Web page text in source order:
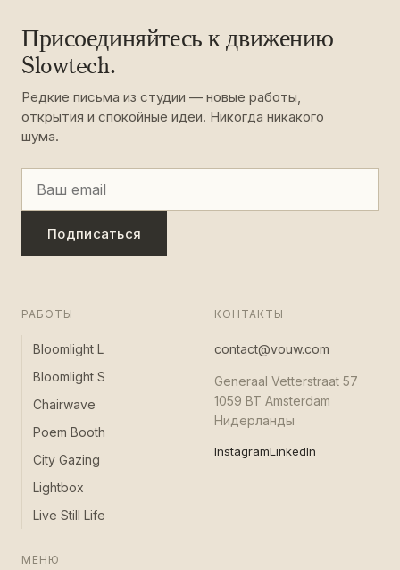
Присоединяйтесь к движению
Slowtech.
Редкие письма из студии — новые работы,
открытия и спокойные идеи. Никогда никакого
шума.
Подписаться
РАБОТЫ
Bloomlight L
Bloomlight S
Chairwave
Poem Booth
City Gazing
Lightbox
Live Still Life
МЕНЮ
КОНТАКТЫ
contact@vouw.com
Generaal Vetterstraat 57
1059 BT Amsterdam
Нидерланды
InstagramLinkedIn